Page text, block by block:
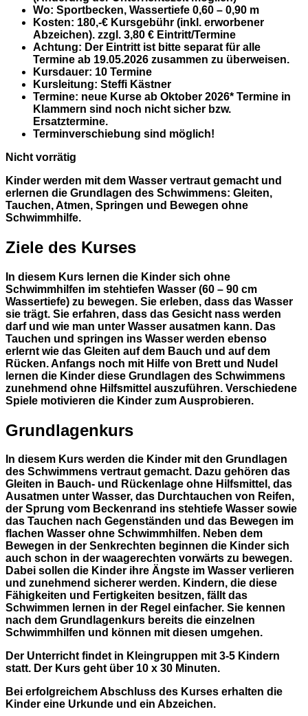
Wo: Sportbecken, Wassertiefe 0,60 – 0,90 m
Kosten: 180,-€ Kursgebühr (inkl. erworbener
Abzeichen). zzgl. 3,80 € Eintritt/Termine
Achtung: Der Eintritt ist bitte separat für alle
Termine ab 19.05.2026 zusammen zu überweisen.
Kursdauer: 10 Termine
Kursleitung: Steffi Kästner
Termine: neue Kurse ab Oktober 2026* Termine in
Klammern sind noch nicht sicher bzw.
Ersatztermine.
Terminverschiebung sind möglich!
Nicht vorrätig
Kinder werden mit dem Wasser vertraut gemacht und
erlernen die Grundlagen des Schwimmens: Gleiten,
Tauchen, Atmen, Springen und Bewegen ohne
Schwimmhilfe.
Ziele des Kurses
In diesem Kurs lernen die Kinder sich ohne
Schwimmhilfen im stehtiefen Wasser (60 – 90 cm
Wassertiefe) zu bewegen. Sie erleben, dass das Wasser
sie trägt. Sie erfahren, dass das Gesicht nass werden
darf und wie man unter Wasser ausatmen kann. Das
Tauchen und springen ins Wasser werden ebenso
erlernt wie das Gleiten auf dem Bauch und auf dem
Rücken. Anfangs noch mit Hilfe von Brett und Nudel
lernen die Kinder diese Grundlagen des Schwimmens
zunehmend ohne Hilfsmittel auszuführen. Verschiedene
Spiele motivieren die Kinder zum Ausprobieren.
Grundlagenkurs
In diesem Kurs werden die Kinder mit den Grundlagen
des Schwimmens vertraut gemacht. Dazu gehören das
Gleiten in Bauch- und Rückenlage ohne Hilfsmittel, das
Ausatmen unter Wasser, das Durchtauchen von Reifen,
der Sprung vom Beckenrand ins stehtiefe Wasser sowie
das Tauchen nach Gegenständen und das Bewegen im
flachen Wasser ohne Schwimmhilfen. Neben dem
Bewegen in der Senkrechten beginnen die Kinder sich
auch schon in der waagerechten vorwärts zu bewegen.
Dabei sollen die Kinder ihre Ängste im Wasser verlieren
und zunehmend sicherer werden. Kindern, die diese
Fähigkeiten und Fertigkeiten besitzen, fällt das
Schwimmen lernen in der Regel einfacher. Sie kennen
nach dem Grundlagenkurs bereits die einzelnen
Schwimmhilfen und können mit diesen umgehen.
Der Unterricht findet in Kleingruppen mit 3-5 Kindern
statt. Der Kurs geht über 10 x 30 Minuten.
Bei erfolgreichem Abschluss des Kurses erhalten die
Kinder eine Urkunde und ein Abzeichen.